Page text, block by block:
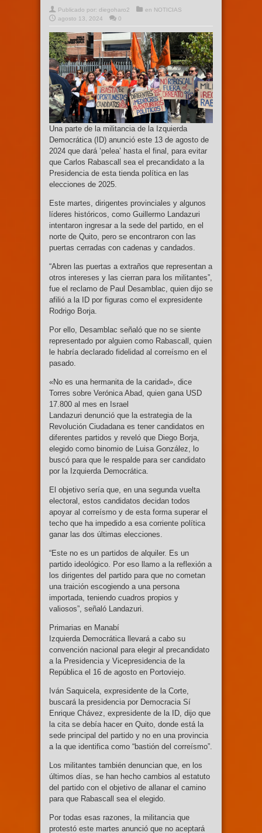
Publicado por: diegoharo2 en NOTICIAS
agosto 13, 2024
0
Una parte de la militancia de la Izquierda
Democrática (ID) anunció este 13 de agosto de
2024 que dará ‘pelea’ hasta el final, para evitar
que Carlos Rabascall sea el precandidato a la
Presidencia de esta tienda política en las
elecciones de 2025.
Este martes, dirigentes provinciales y algunos
líderes históricos, como Guillermo Landazuri
intentaron ingresar a la sede del partido, en el
norte de Quito, pero se encontraron con las
puertas cerradas con cadenas y candados.
“Abren las puertas a extraños que representan a
otros intereses y las cierran para los militantes”,
fue el reclamo de Paul Desamblac, quien dijo se
afilió a la ID por figuras como el expresidente
Rodrigo Borja.
Por ello, Desamblac señaló que no se siente
representado por alguien como Rabascall, quien
le habría declarado fidelidad al correísmo en el
pasado.
«No es una hermanita de la caridad», dice
Torres sobre Verónica Abad, quien gana USD
17.800 al mes en Israel
Landazuri denunció que la estrategia de la
Revolución Ciudadana es tener candidatos en
diferentes partidos y reveló que Diego Borja,
elegido como binomio de Luisa González, lo
buscó para que le respalde para ser candidato
por la Izquierda Democrática.
El objetivo sería que, en una segunda vuelta
electoral, estos candidatos decidan todos
apoyar al correísmo y de esta forma superar el
techo que ha impedido a esa corriente política
ganar las dos últimas elecciones.
“Este no es un partidos de alquiler. Es un
partido ideológico. Por eso llamo a la reflexión a
los dirigentes del partido para que no cometan
una traición escogiendo a una persona
importada, teniendo cuadros propios y
valiosos”, señaló Landazuri.
Primarias en Manabí
Izquierda Democrática llevará a cabo su
convención nacional para elegir al precandidato
a la Presidencia y Vicepresidencia de la
República el 16 de agosto en Portoviejo.
Iván Saquicela, expresidente de la Corte,
buscará la presidencia por Democracia Sí
Enrique Chávez, expresidente de la ID, dijo que
la cita se debía hacer en Quito, donde está la
sede principal del partido y no en una provincia
a la que identifica como “bastión del correísmo”.
Los militantes también denuncian que, en los
últimos días, se han hecho cambios al estatuto
del partido con el objetivo de allanar el camino
para que Rabascall sea el elegido.
Por todas esas razones, la militancia que
protestó este martes anunció que no aceptará